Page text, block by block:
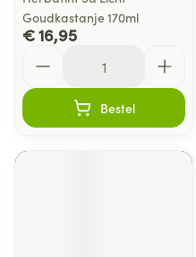
Goudkastanje 170ml
€ 16,95
Bestel